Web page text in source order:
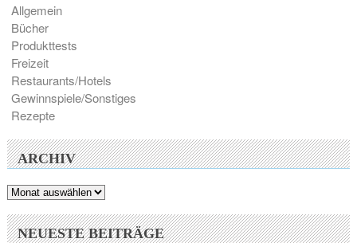
Allgemein
Bücher
Produkttests
Freizeit
Restaurants/Hotels
Gewinnspiele/Sonstiges
Rezepte
ARCHIV
Archiv
NEUESTE BEITRÄGE